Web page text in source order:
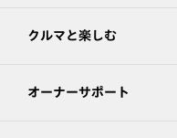
クルマと楽しむ
オーナーサポート